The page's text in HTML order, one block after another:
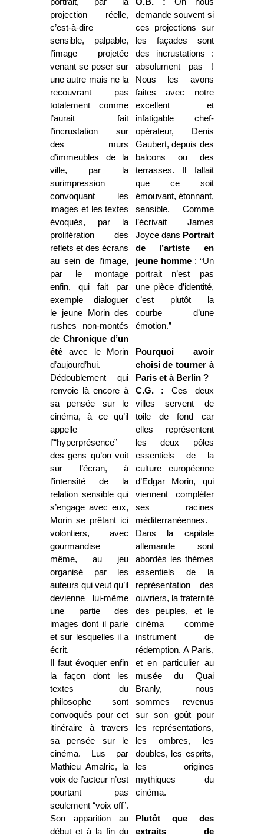
portrait, par la
projection – réelle,
c’est-à-dire
sensible, palpable,
l’image projetée
venant se poser sur
une autre mais ne la
recouvrant pas
totalement comme
l’aurait fait
l’incrustation ̶ sur
des murs
d’immeubles de la
ville, par la
surimpression
convoquant les
images et les textes
évoqués, par la
prolifération des
reflets et des écrans
au sein de l’image,
par le montage
enfin, qui fait par
exemple dialoguer
le jeune Morin des
rushes non-montés
deChronique d’un
été avec le Morin
d’aujourd’hui.
Dédoublement qui
renvoie là encore à
sa pensée sur le
cinéma, à ce qu’il
appelle
l’“hyperprésence”
des gens qu’on voit
sur l’écran, à
l’intensité de la
relation sensible qui
s’engage avec eux,
Morin se prêtant ici
volontiers, avec
gourmandise
même, au jeu
organisé par les
auteurs qui veut qu’il
devienne lui-même
une partie des
images dont il parle
et sur lesquelles il a
écrit.
Il faut évoquer enfin
la façon dont les
textes du
philosophe sont
convoqués pour cet
itinéraire à travers
sa pensée sur le
cinéma. Lus par
Mathieu Amalric, la
voix de l’acteur n’est
pourtant pas
seulement “voix off”.
Son apparition au
début et à la fin du
O.B. : On nous
demande souvent si
ces projections sur
les façades sont
des incrustations :
ab­solument pas !
Nous les avons
faites avec notre
excellent et
infatigable chef-
opérateur, Denis
Gaubert, depuis des
balcons ou des
terrasses. Il fallait
que ce soit
émouvant, étonnant,
sen­sible. Comme
l’écrivait James
Joyce dans Portrait
de l’artiste en
jeune homme: “Un
portrait n’est pas
une pièce d’identité,
c’est plutôt la
courbe d’une
émotion.”
Pourquoi avoir
choisi de tourner à
Paris et à Berlin ?
C.G. : Ces deux
villes servent de
toile de fond car
elles représentent
les deux pôles
essentiels de la
culture européenne
d’Edgar Morin, qui
viennent compléter
ses racines
méditerranéennes.
Dans la capitale
allemande sont
abordés les thèmes
essentiels de la
représentation des
ouvriers, la fraternité
des peuples, et le
cinéma comme
instrument de
rédemption. A Paris,
et en particulier au
musée du Quai
Branly, nous
sommes revenus
sur son goût pour
les représentations,
les ombres, les
doubles, les esprits,
les origines
mythiques du
cinéma.
Plutôt que des
extraits de